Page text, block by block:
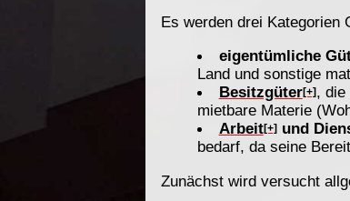
Es werden drei Kategorien
eigentümliche
Land und sonstige
Besitzgüter[+], die
mietbare Materie
Arbeit[+]und
bedarf, da seine
Zunächst wird versucht